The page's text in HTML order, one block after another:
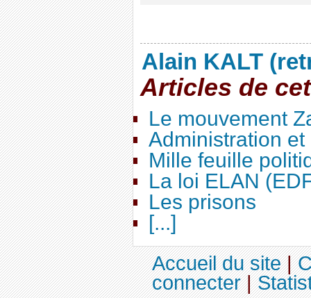
Alain KALT
Articles de
Le mouvement
Administration
Mille feuille
La loi ELAN
Les prisons
[...]
Accueil du site|
connecter|